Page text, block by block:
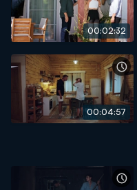
00:02:32
00:04:57